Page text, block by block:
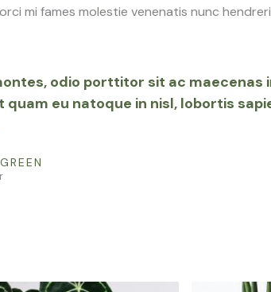
mi fames molestie venenatis nunc
odio porttitor sit ac maecenas
eu natoque in nisl, lobortis